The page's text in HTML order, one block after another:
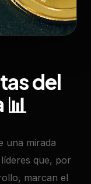
del
📊
una mirada
que, por
marcan el